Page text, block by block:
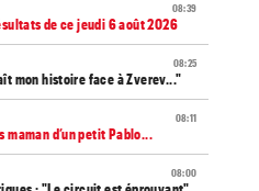
08:39
de ce jeudi 6 août 2026
08:25
mon histoire face à Zverev..."
08:11
maman d’un petit Pablo...
08:00